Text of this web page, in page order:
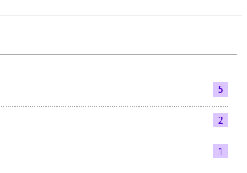
5
2
1